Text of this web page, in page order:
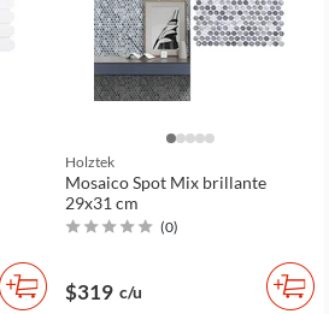
Holztek
Mosaico Spot Mix brillante
29x31 cm
(0)
$319 c/u